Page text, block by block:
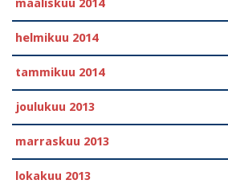
maaliskuu 2014
helmikuu 2014
tammikuu 2014
joulukuu 2013
marraskuu 2013
lokakuu 2013